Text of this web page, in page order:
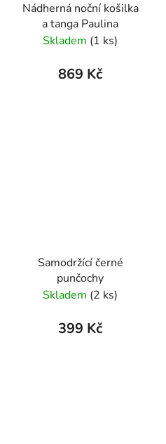
Nádherná noční košilka
a tanga Paulina
Skladem (1 ks)
869 Kč
Samodržící černé
punčochy
Skladem (2 ks)
399 Kč